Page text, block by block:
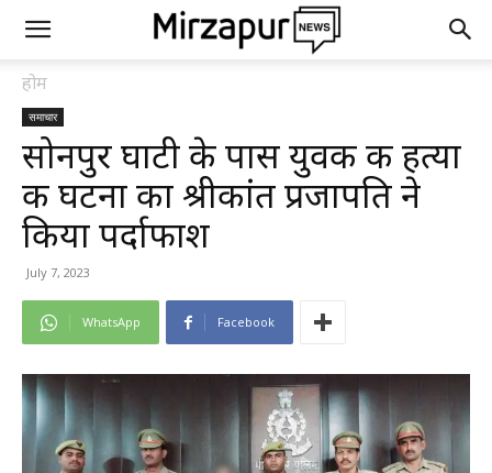
होम
समाचार
सोनपुर घाटी के पास युवक की हत्या
की घटना का श्रीकांत प्रजापति ने
किया पर्दाफाश
July 7, 2023
WhatsApp Facebook